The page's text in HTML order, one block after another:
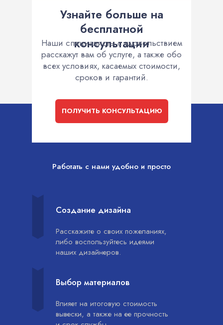
Узнайте больше на
бесплатной
консультации
Наши специалисты с удовольствием
расскажут вам об услуге, а также обо
всех условиях, касаемых стоимости,
сроков и гарантий.
ПОЛУЧИТЬ КОНСУЛЬТАЦИЮ
Создание дизайна
Расскажите о своих пожеланиях,
либо воспользуйтесь идеями
наших дизайнеров.
Выбор материалов
Влияет на итоговую стоимость
вывески, а также на ее прочность
Работать с нами удобно и просто